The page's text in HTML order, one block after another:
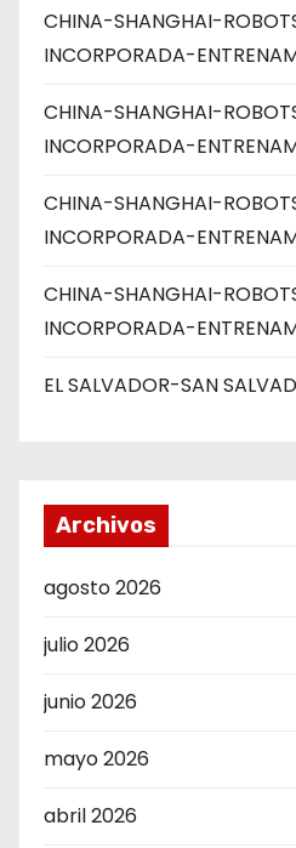
CHINA-SHANGHAI-
INCORPORADA-
CHINA-SHANGHAI-
INCORPORADA-
CHINA-SHANGHAI-
INCORPORADA-
CHINA-SHANGHAI-
INCORPORADA-
EL SALVADOR-SAN
Archivos
agosto 2026
julio 2026
junio 2026
mayo 2026
abril 2026